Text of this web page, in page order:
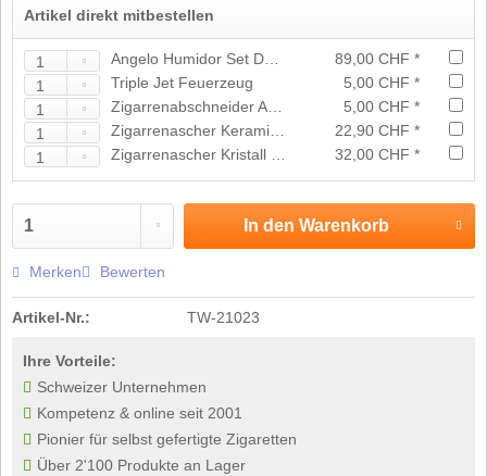
Artikel direkt mitbestellen
89,00 CHF *
Triple Jet Feuerzeug
5,00 CHF *
5,00 CHF *
22,90 CHF *
32,00 CHF *
In den Warenkorb
Merken Bewerten
Artikel-Nr.: TW-21023
Ihre Vorteile:
Schweizer Unternehmen
Kompetenz & online seit 2001
Pionier für selbst gefertigte Zigaretten
Über 2'100 Produkte an Lager